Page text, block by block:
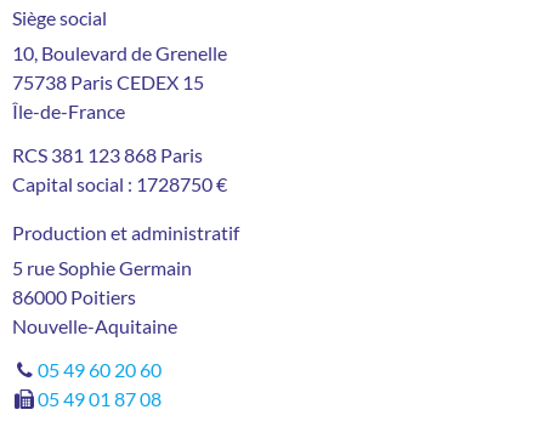
Siège social
10, Boulevard de Grenelle
75738 ParisCEDEX 15
Île-de-France
RCS 381 123 868 Paris
Capital social : 1728750 €
Production et administratif
5 rue Sophie Germain
86000 Poitiers
Nouvelle-Aquitaine
05 49 60 20 60
05 49 01 87 08